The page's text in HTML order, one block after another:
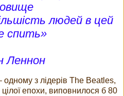
людей в цей
спить»
Леннон
з лідерів The Beatles,
епохи, виповнилося б 80